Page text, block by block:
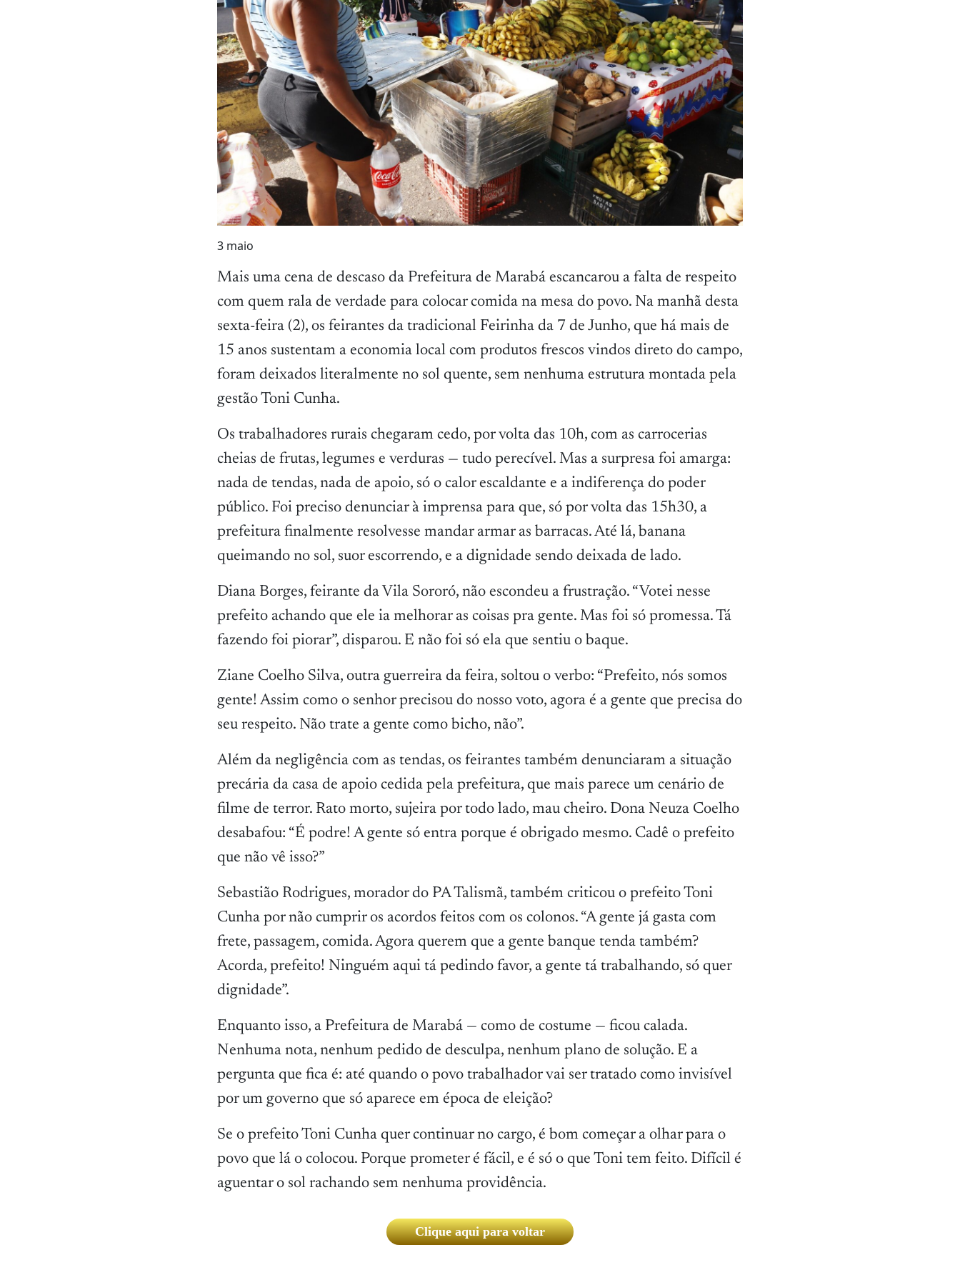
3 maio
Mais uma cena de descaso da Prefeitura de Marabá escancarou a falta de respeito
com quem rala de verdade para colocar comida na mesa do povo. Na manhã desta
sexta-feira (2), os feirantes da tradicional Feirinha da 7 de Junho, que há mais de
15 anos sustentam a economia local com produtos frescos vindos direto do campo,
foram deixados literalmente no sol quente, sem nenhuma estrutura montada pela
gestão Toni Cunha.
Os trabalhadores rurais chegaram cedo, por volta das 10h, com as carrocerias
cheias de frutas, legumes e verduras — tudo perecível. Mas a surpresa foi amarga:
nada de tendas, nada de apoio, só o calor escaldante e a indiferença do poder
público. Foi preciso denunciar à imprensa para que, só por volta das 15h30, a
prefeitura finalmente resolvesse mandar armar as barracas. Até lá, banana
queimando no sol, suor escorrendo, e a dignidade sendo deixada de lado.
Diana Borges, feirante da Vila Sororó, não escondeu a frustração. “Votei nesse
prefeito achando que ele ia melhorar as coisas pra gente. Mas foi só promessa. Tá
fazendo foi piorar”, disparou. E não foi só ela que sentiu o baque.
Ziane Coelho Silva, outra guerreira da feira, soltou o verbo: “Prefeito, nós somos
gente! Assim como o senhor precisou do nosso voto, agora é a gente que precisa do
seu respeito. Não trate a gente como bicho, não”.
Além da negligência com as tendas, os feirantes também denunciaram a situação
precária da casa de apoio cedida pela prefeitura, que mais parece um cenário de
filme de terror. Rato morto, sujeira por todo lado, mau cheiro. Dona Neuza Coelho
desabafou: “É podre! A gente só entra porque é obrigado mesmo. Cadê o prefeito
que não vê isso?”
Sebastião Rodrigues, morador do PA Talismã, também criticou o prefeito Toni
Cunha por não cumprir os acordos feitos com os colonos. “A gente já gasta com
frete, passagem, comida. Agora querem que a gente banque tenda também?
Acorda, prefeito! Ninguém aqui tá pedindo favor, a gente tá trabalhando, só quer
dignidade”.
Enquanto isso, a Prefeitura de Marabá — como de costume — ficou calada.
Nenhuma nota, nenhum pedido de desculpa, nenhum plano de solução. E a
pergunta que fica é: até quando o povo trabalhador vai ser tratado como invisível
por um governo que só aparece em época de eleição?
Se o prefeito Toni Cunha quer continuar no cargo, é bom começar a olhar para o
povo que lá o colocou. Porque prometer é fácil, e é só o que Toni tem feito. Difícil é
aguentar o sol rachando sem nenhuma providência.
Clique aqui para voltar